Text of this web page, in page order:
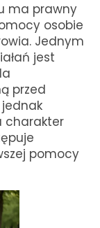
ma prawny
osobie
Jednym
jest
przed
jednak
charakter
pomocy